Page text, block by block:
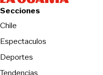
Secciones
Chile
Espectaculos
Deportes
Tendencias